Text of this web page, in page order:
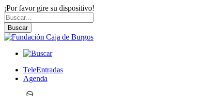
¡Por favor gire su dispositivo!
Skip
to
content
Buscar
por:Buscar
TeleEntradas
Agenda
Acceder